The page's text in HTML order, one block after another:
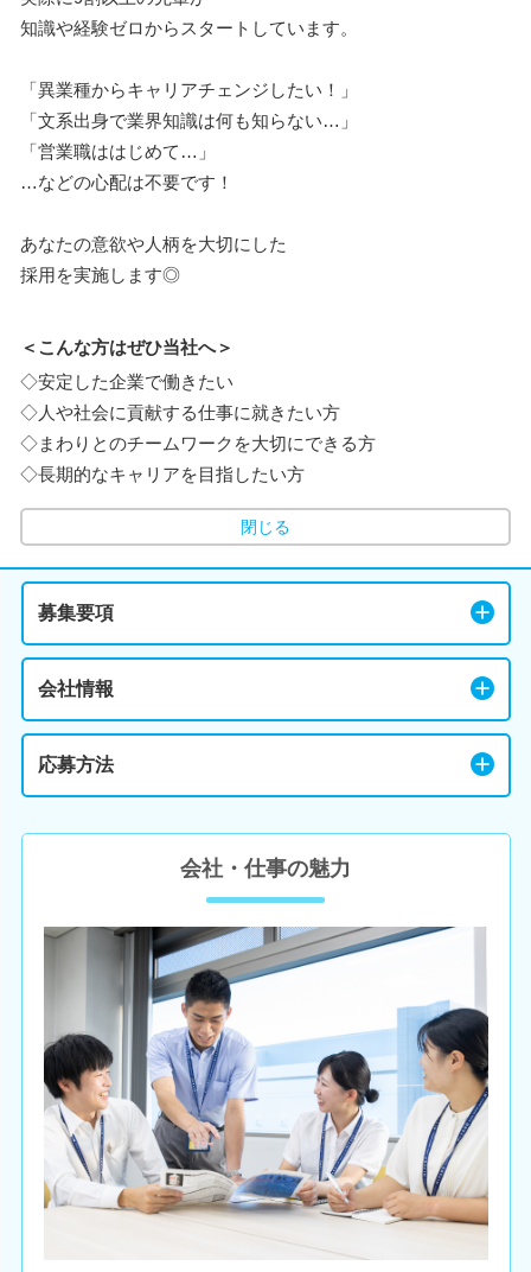
知識や経験ゼロからスタートしています。
「異業種からキャリアチェンジしたい！」
「文系出身で業界知識は何も知らない…」
「営業職ははじめて…」
…などの心配は不要です！
あなたの意欲や人柄を大切にした
採用を実施します◎
＜こんな方はぜひ当社へ＞
◇安定した企業で働きたい
◇人や社会に貢献する仕事に就きたい方
◇まわりとのチームワークを大切にできる方
◇長期的なキャリアを目指したい方
閉じる
募集要項
会社情報
応募方法
会社・仕事の魅力